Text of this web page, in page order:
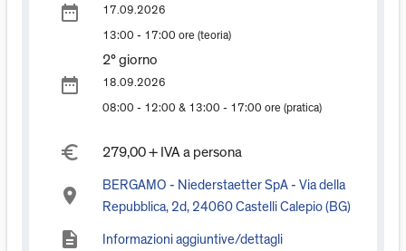
date_range 17.09.2026
13:00 - 17:00 ore (teoria)
date_range
2° giorno
18.09.2026
08:00 - 12:00 & 13:00 - 17:00 ore (pratica)
euro_symbol 279,00 + IVA a persona
place
BERGAMO - Niederstaetter SpA - Via della
Repubblica, 2d, 24060 Castelli Calepio (BG)
description Informazioni aggiuntive/dettagli